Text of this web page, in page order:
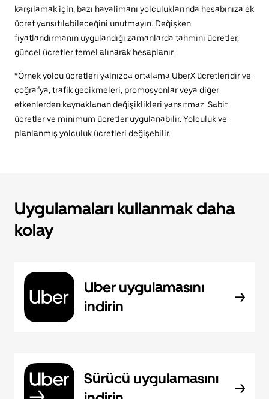
karşılamak için, bazı havalimanı yolculuklarında hesabınıza ek
ücret yansıtılabileceğini unutmayın. Değişken
fiyatlandırmanın uygulandığı zamanlarda tahmini ücretler,
güncel ücretler temel alınarak hesaplanır.
*Örnek yolcu ücretleri yalnızca ortalama UberX ücretleridir ve
coğrafya, trafik gecikmeleri, promosyonlar veya diğer
etkenlerden kaynaklanan değişiklikleri yansıtmaz. Sabit
ücretler ve minimum ücretler uygulanabilir. Yolculuk ve
planlanmış yolculuk ücretleri değişebilir.
Uygulamaları kullanmak daha
kolay
Uber uygulamasını
indirin
Sürücü uygulamasını